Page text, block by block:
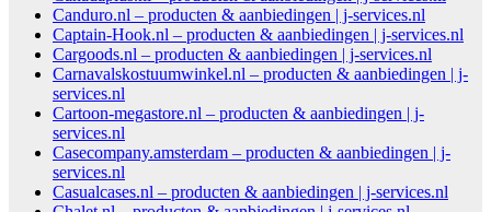
Canduro.nl – producten & aanbiedingen | j-services.nl
Captain-Hook.nl – producten & aanbiedingen | j-services.nl
Cargoods.nl – producten & aanbiedingen | j-services.nl
Carnavalskostuumwinkel.nl – producten & aanbiedingen | j-
services.nl
Cartoon-megastore.nl – producten & aanbiedingen | j-
services.nl
Casecompany.amsterdam – producten & aanbiedingen | j-
services.nl
Casualcases.nl – producten & aanbiedingen | j-services.nl